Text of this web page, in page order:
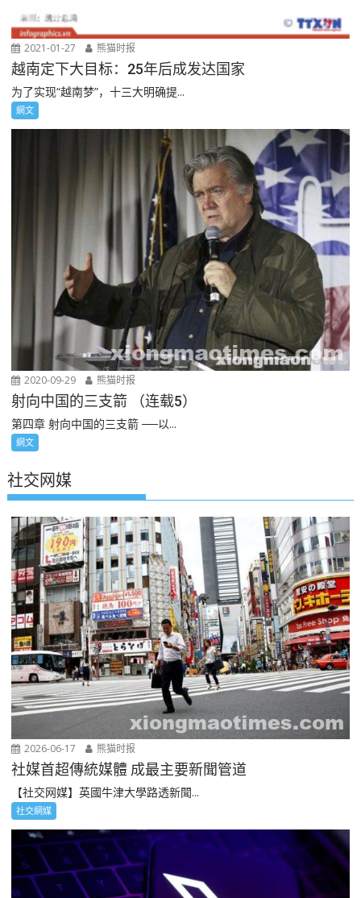
2021-01-27 熊猫时报
越南定下大目标：25年后成发达国家
为了实现“越南梦”，十三大明确提...
網文
2020-09-29 熊猫时报
射向中国的三支箭 （连载5）
第四章 射向中国的三支箭 ──以...
網文
社交网媒
2026-06-17 熊猫时报
社媒首超傳統媒體 成最主要新聞管道
【社交网媒】英國牛津大學路透新聞...
社交網媒